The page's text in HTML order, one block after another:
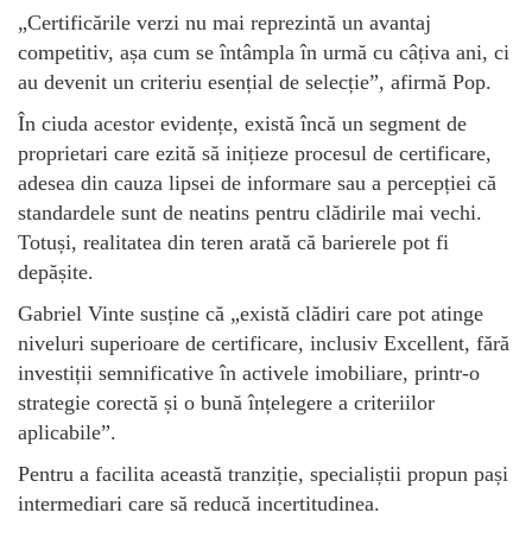
„Certificările verzi nu mai reprezintă un avantaj
competitiv, așa cum se întâmpla în urmă cu câțiva ani, ci
au devenit un criteriu esențial de selecție”, afirmă Pop.
În ciuda acestor evidențe, există încă un segment de
proprietari care ezită să inițieze procesul de certificare,
adesea din cauza lipsei de informare sau a percepției că
standardele sunt de neatins pentru clădirile mai vechi.
Totuși, realitatea din teren arată că barierele pot fi
depășite.
Gabriel Vinte susține că „există clădiri care pot atinge
niveluri superioare de certificare, inclusiv Excellent, fără
investiții semnificative în activele imobiliare, printr-o
strategie corectă și o bună înțelegere a criteriilor
aplicabile”.
Pentru a facilita această tranziție, specialiștii propun pași
intermediari care să reducă incertitudinea.